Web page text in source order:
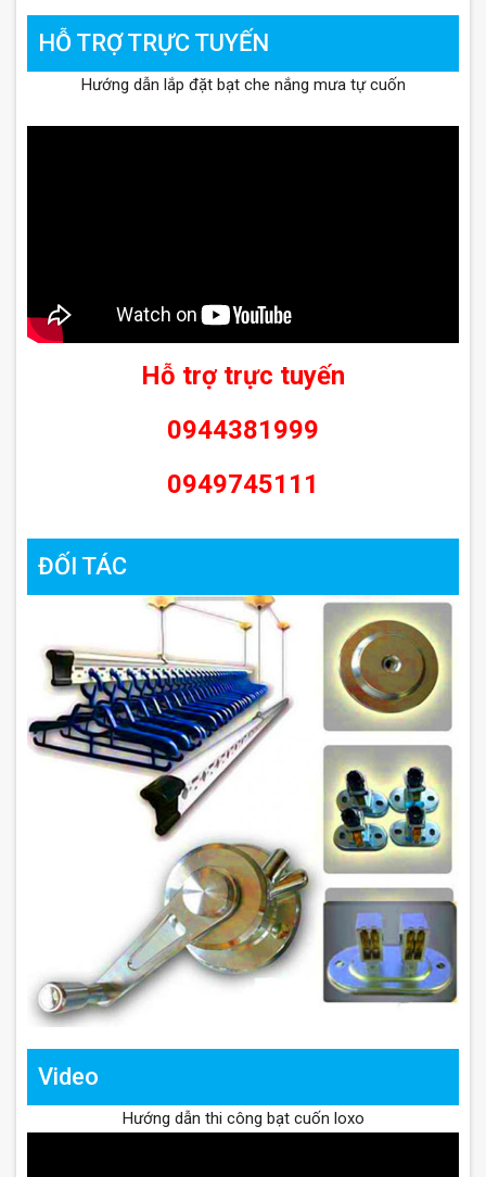
HỖ TRỢ TRỰC TUYẾN
Hướng dẫn lắp đặt bạt che nắng mưa tự cuốn
Hỗ trợ trực tuyến
0944381999
0949745111
ĐỐI TÁC
Video
Hướng dẫn thi công bạt cuốn loxo